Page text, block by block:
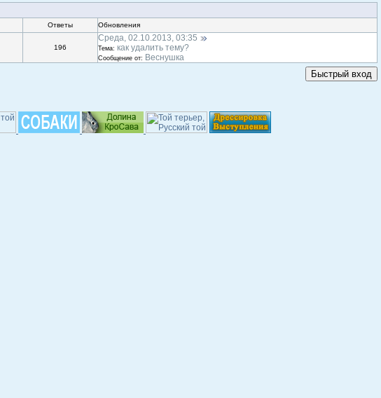
Ответы Обновления
196
Среда, 02.10.2013, 03:35
Тема: как удалить тему?
Сообщение от: Веснушка